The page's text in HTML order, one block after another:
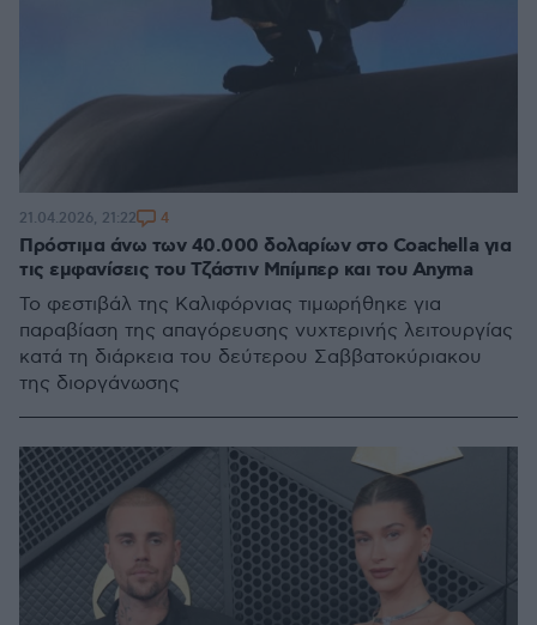
Πρόστιμα άνω των 40.000 δολαρίων στο Coachella για
τις εμφανίσεις του Τζάστιν Μπίμπερ και του Anyma
Το φεστιβάλ της Καλιφόρνιας τιμωρήθηκε για
παραβίαση της απαγόρευσης νυχτερινής λειτουργίας
κατά τη διάρκεια του δεύτερου Σαββατοκύριακου
της διοργάνωσης
21.04.2026, 21:22 4